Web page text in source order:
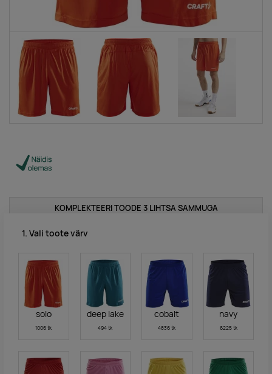
KOMPLEKTEERI TOODE 3 LIHTSA SAMMUGA
1. Vali toote värv
solo
1006 tk
deep lake
494 tk
cobalt
4836 tk
navy
6225 tk